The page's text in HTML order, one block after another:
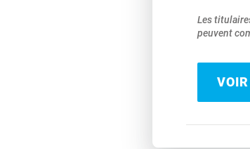
Les
peuvent